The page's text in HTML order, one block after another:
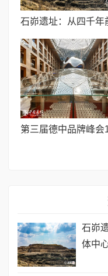
石峁
体中